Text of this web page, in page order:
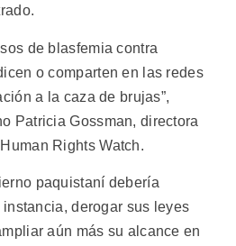
de blasfemia contra
o comparten en las redes
a la caza de brujas”,
Patricia Gossman, directora
Rights Watch.
paquistaní debería
derogar sus leyes
aún más su alcance en